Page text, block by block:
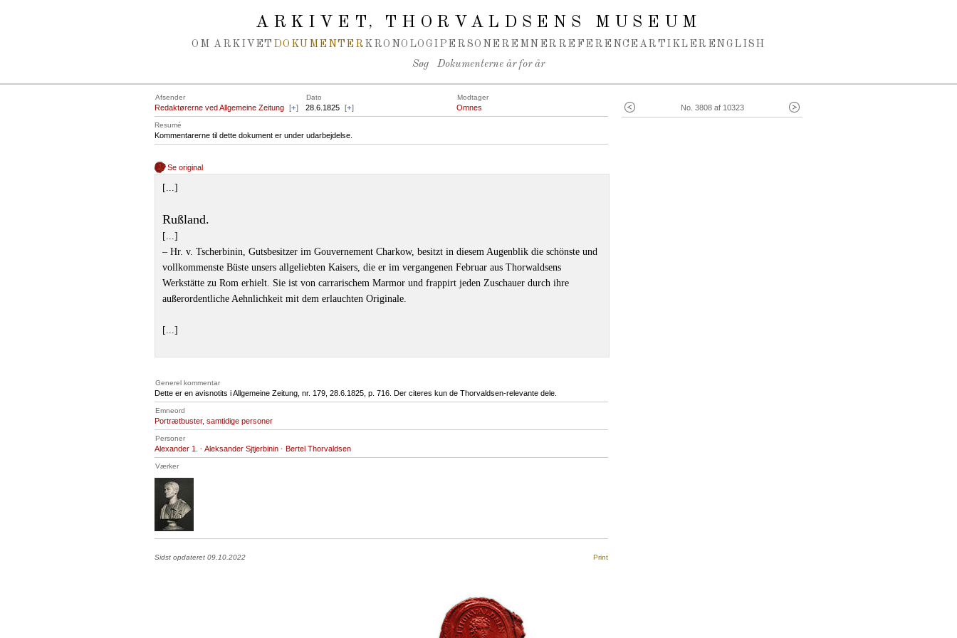
ARKIVET, THORVALDSENS MUSEUM
OM ARKIVET DOKUMENTER KRONOLOGI PERSONER EMNER REFERENCEARTIKLER ENGLISH
Søg Dokumenterne år for år
No. 3808 af 10323
Afsender Dato Modtager
Redaktørerne ved Allgemeine Zeitung [+] 28.6.1825 [+] Omnes
Resumé
Kommentarerne til dette dokument er under udarbejdelse.
Se original
[...]
Rußland.
[...]
– Hr. v. Tscherbinin, Gutsbesitzer im Gouvernement Charkow, besitzt in diesem Augenblik die schönste und
vollkommenste Büste unsers allgeliebten Kaisers, die er im vergangenen Februar aus Thorwaldsens
Werkstätte zu Rom erhielt. Sie ist von carrarischem Marmor und frappirt jeden Zuschauer durch ihre
außerordentliche Aehnlichkeit mit dem erlauchten Originale.
[...]
Generel kommentar
Dette er en avisnotits i Allgemeine Zeitung, nr. 179, 28.6.1825, p. 716. Der citeres kun de Thorvaldsen-relevante dele.
Emneord
Portrætbuster, samtidige personer
Personer
Alexander 1. · Aleksander Sjtjerbinin · Bertel Thorvaldsen
Værker
Sidst opdateret 09.10.2022 Print